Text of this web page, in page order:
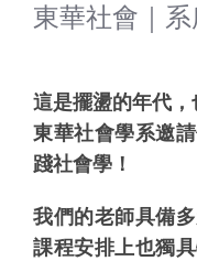
東華社會｜
這是擺盪的年代，
東華社會學系邀
踐社會學！
我們的老師具備
課程安排上也獨